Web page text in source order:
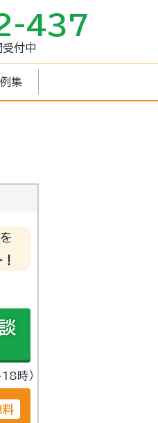
437
付中
集
時）
料